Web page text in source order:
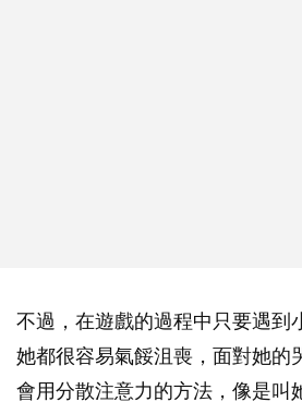
不過，在遊戲的過程中只要遇到
她都很容易氣餒沮喪，面對她的
會用分散注意力的方法，像是叫